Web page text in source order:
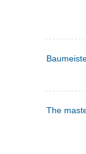
The